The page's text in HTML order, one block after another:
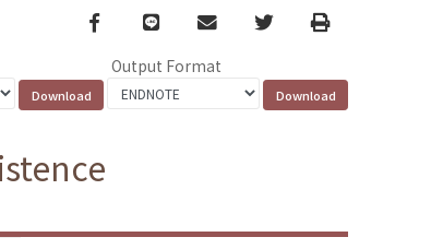
Facebook
line email TwitterPrint
Output Format